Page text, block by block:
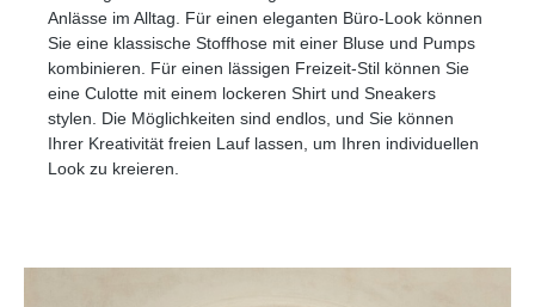
Anlässe im Alltag. Für einen eleganten Büro-Look können
Sie eine klassische Stoffhose mit einer Bluse und Pumps
kombinieren. Für einen lässigen Freizeit-Stil können Sie
eine Culotte mit einem lockeren Shirt und Sneakers
stylen. Die Möglichkeiten sind endlos, und Sie können
Ihrer Kreativität freien Lauf lassen, um Ihren individuellen
Look zu kreieren.